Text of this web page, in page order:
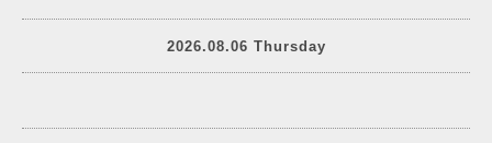
2026.08.06 Thursday